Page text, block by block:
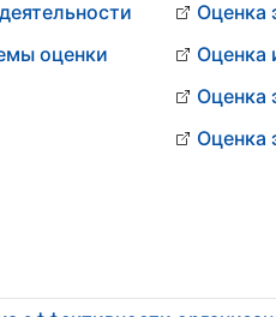
оценки
Оценка
Оценка
Оценка
Оценка